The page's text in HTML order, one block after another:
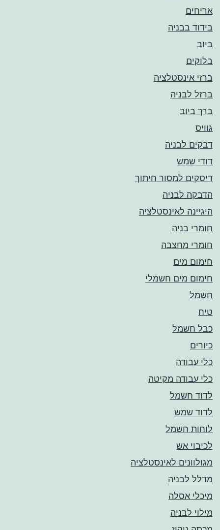
אריחים
בידוד בבניה
ביוב
בלוקים
ברזי אינסטלציה
ברזל לבניה
ברך ביוב
גוויס
דבקים לבניה
דודי שמש
דיסקים למסור חיתוך
הדבקה לבניה
היגיינה לאינסטלציה
חומרי בניה
חומרי מחצבה
חימום מים
חימום מים חשמלי
חשמל
טיח
כבל חשמל
כיורים
כלי עבודה
כלי עבודה מקיטה
לדוד חשמל
לדוד שמש
לוחות חשמל
לכיבוי אש
מגולוונים לאינסטלציה
מדלל לבניה
מיכלי אסלה
מילוי לבניה